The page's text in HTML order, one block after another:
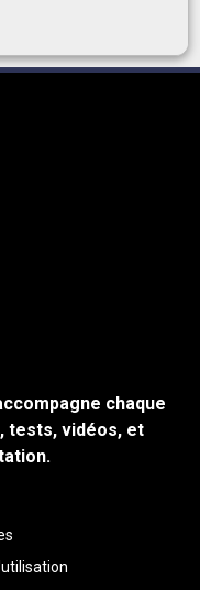
chaque
tests, vidéos, et